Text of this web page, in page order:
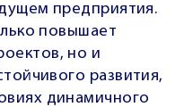
предприятия.
повышает
но и
развития,
динамичного